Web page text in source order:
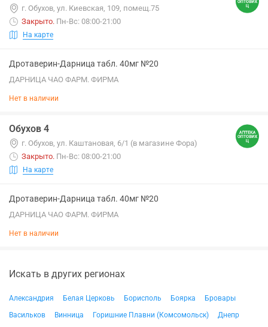
г. Обухов, ул. Киевская, 109, помещ.75
Закрыто. Пн-Вс: 08:00-21:00
На карте
Дротаверин-Дарница табл. 40мг №20
ДАРНИЦА ЧАО ФАРМ. ФИРМА
Нет в наличии
Обухов 4
г. Обухов, ул. Каштановая, 6/1 (в магазине Фора)
Закрыто. Пн-Вс: 08:00-21:00
На карте
Дротаверин-Дарница табл. 40мг №20
ДАРНИЦА ЧАО ФАРМ. ФИРМА
Нет в наличии
Искать в других регионах
Александрия Белая Церковь Борисполь Боярка
Бровары
Васильков
Винница Горишние Плавни (Комсомольск)
Днепр